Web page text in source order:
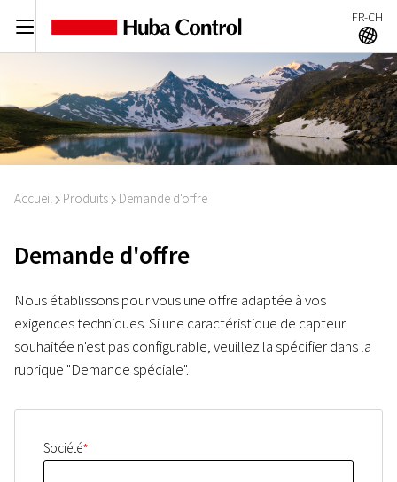
C FR-CH
A
Accueil I Produits I Demande d'offre
Demande d'offre
Nous établissons pour vous une offre adaptée à vos
exigences techniques. Si une caractéristique de capteur
souhaitée n'est pas configurable, veuillez la spécifier dans la
rubrique "Demande spéciale".
Société*